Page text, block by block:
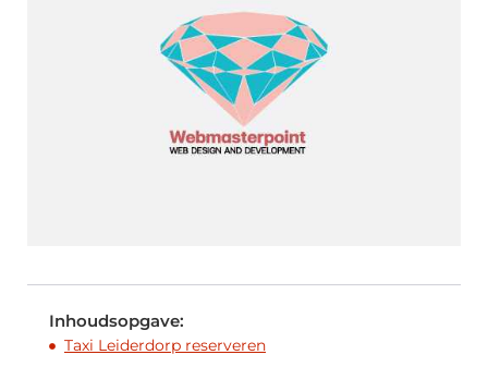
Inhoudsopgave:
Taxi Leiderdorp reserveren